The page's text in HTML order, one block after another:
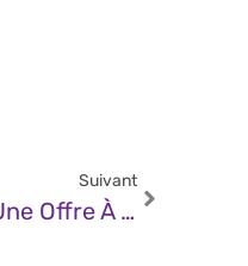
Suivant
JDN – Surfshark Simplifie La Cybersécurité Avec Une Offre À Moins De 2 €/mois